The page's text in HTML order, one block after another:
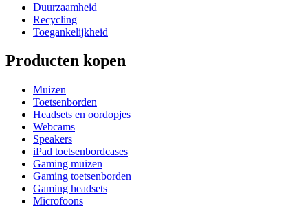
Duurzaamheid
Recycling
Toegankelijkheid
Producten kopen
Muizen
Toetsenborden
Headsets en oordopjes
Webcams
Speakers
iPad toetsenbordcases
Gaming muizen
Gaming toetsenborden
Gaming headsets
Microfoons